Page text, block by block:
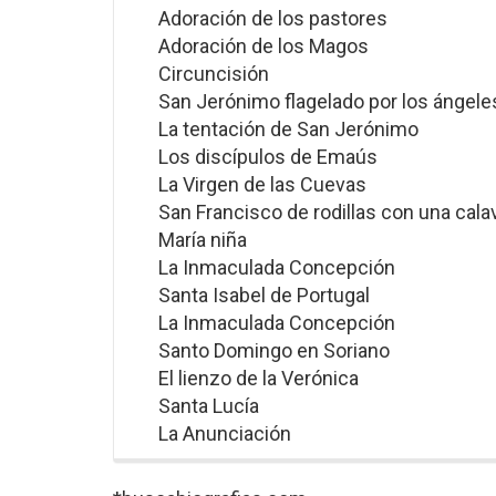
Adoración de los pastores
Adoración de los Magos
Circuncisión
San Jerónimo flagelado por los
La tentación de San Jerónimo
Los discípulos de Emaús
La Virgen de las Cuevas
San Francisco de rodillas con una
María niña
La Inmaculada Concepción
Santa Isabel de Portugal
La Inmaculada Concepción
Santo Domingo en Soriano
El lienzo de la Verónica
Santa Lucía
La Anunciación